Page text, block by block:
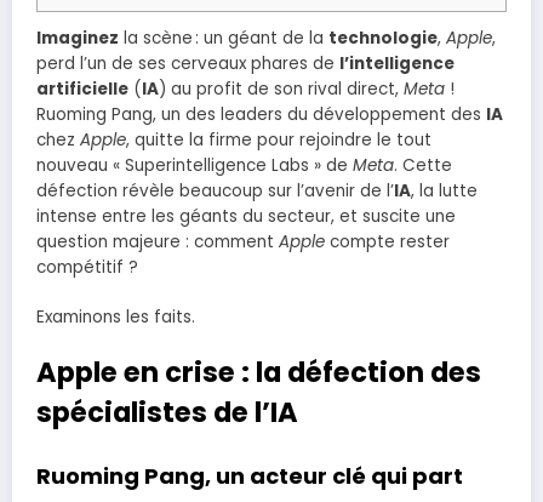
Imaginez la scène : un géant de la technologie, Apple,
perd l’un de ses cerveaux phares de l’intelligence
artificielle (IA) au profit de son rival direct, Meta !
Ruoming Pang, un des leaders du développement des IA
chez Apple, quitte la firme pour rejoindre le tout
nouveau « Superintelligence Labs » de Meta. Cette
défection révèle beaucoup sur l’avenir de l’IA, la lutte
intense entre les géants du secteur, et suscite une
question majeure : comment Apple compte rester
compétitif ?
Examinons les faits.
Apple en crise : la défection des
spécialistes de l’IA
Ruoming Pang, un acteur clé qui part